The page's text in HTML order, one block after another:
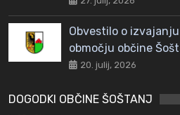
Obvestilo o
območju občine
20. julij, 2026
DOGODKI OBČINE ŠOŠTANJ